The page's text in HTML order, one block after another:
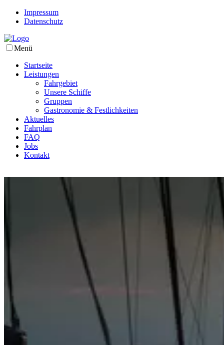
Impressum
Datenschutz
Menü
Startseite
Leistungen
Fahrgebiet
Unsere Schiffe
Gruppen
Gastronomie & Festlichkeiten
Aktuelles
Fahrplan
FAQ
Jobs
Kontakt